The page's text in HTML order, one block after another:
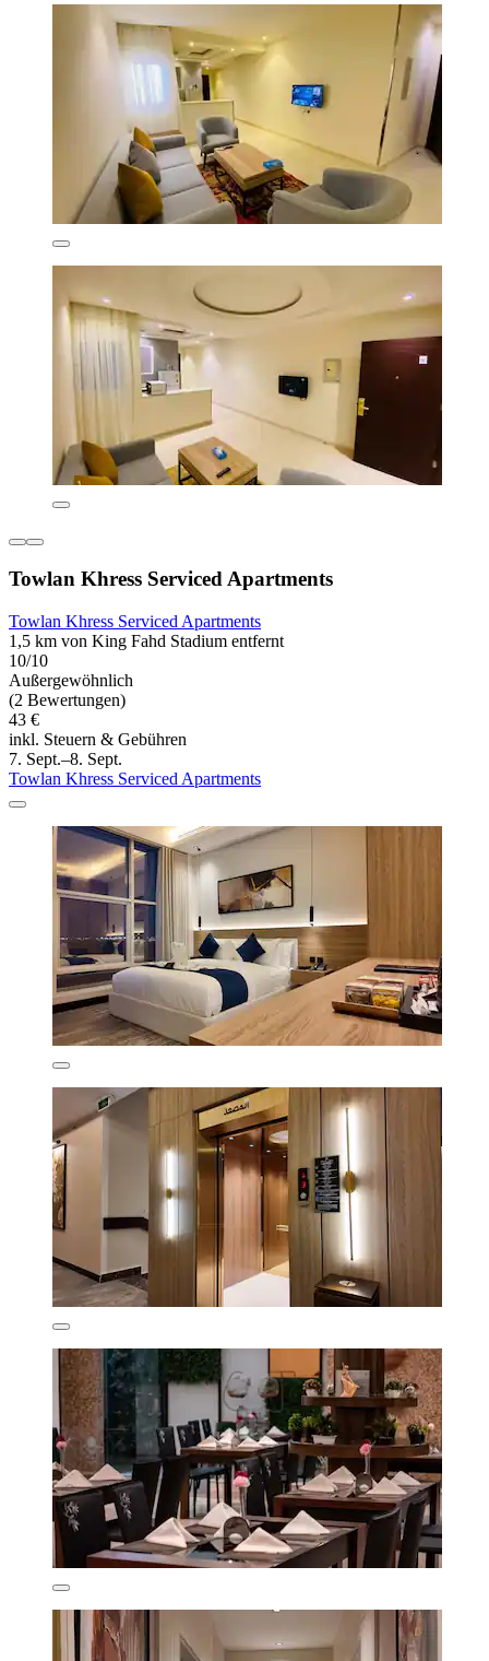
Towlan Khress Serviced Apartments
Towlan Khress Serviced Apartments
1,5 km von King Fahd Stadium entfernt
10/10
Außergewöhnlich
(2 Bewertungen)
43 €
inkl. Steuern & Gebühren
7. Sept.–8. Sept.
Towlan Khress Serviced Apartments